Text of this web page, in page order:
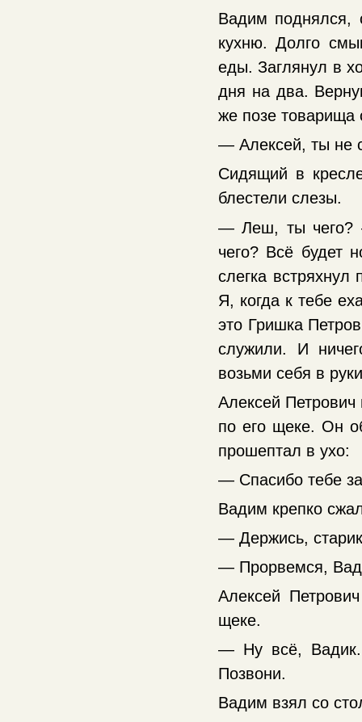
Вадим поднялся,
кухню. Долго
еды. Заглянул в
дня на два.
же позе товарища
— Алексей, ты не
Сидящий в
блестели слезы.
— Леш, ты чего?
чего? Всё будет
слегка
Я, когда к тебе
это Гришка
служили. И
возьми себя в
Алексей Петрович
по его щеке. Он
прошептал в ухо:
— Спасибо тебе
Вадим крепко
— Держись,
— Прорвемся,
Алексей
щеке.
— Ну всё, Вадик.
Позвони.
Вадим взял со